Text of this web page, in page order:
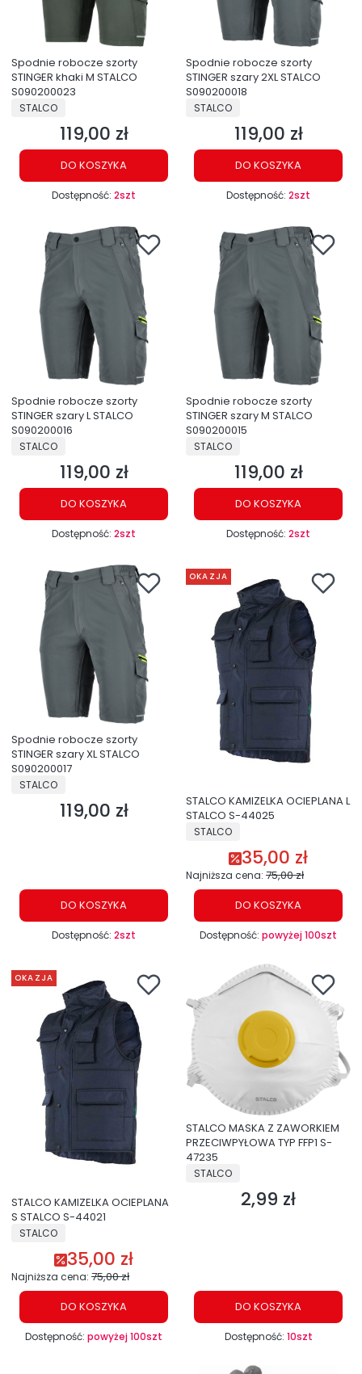
Spodnie robocze szorty
STINGER khaki M STALCO
S090200023
PRODUCENT
STALCO
Cena
119,00 zł
DO KOSZYKA
Dostępność: 2szt
Spodnie robocze szorty
STINGER szary 2XL STALCO
S090200018
PRODUCENT
STALCO
Cena
119,00 zł
DO KOSZYKA
Dostępność: 2szt
Spodnie robocze szorty
STINGER szary L STALCO
S090200016
PRODUCENT
STALCO
Cena
119,00 zł
DO KOSZYKA
Dostępność: 2szt
Spodnie robocze szorty
STINGER szary M STALCO
S090200015
PRODUCENT
STALCO
Cena
119,00 zł
DO KOSZYKA
Dostępność: 2szt
Spodnie robocze szorty
STINGER szary XL STALCO
S090200017
PRODUCENT
STALCO
Cena
119,00 zł
DO KOSZYKA
Dostępność: 2szt
OKAZJA
STALCO KAMIZELKA OCIEPLANA L
STALCO S-44025
PRODUCENT
STALCO
Cena promocyjna
35,00 zł
Najniższa cena: 75,00 zł
DO KOSZYKA
Dostępność: powyżej 100szt
OKAZJA
STALCO KAMIZELKA OCIEPLANA
S STALCO S-44021
PRODUCENT
STALCO
Cena promocyjna
35,00 zł
Najniższa cena: 75,00 zł
DO KOSZYKA
Dostępność: powyżej 100szt
STALCO MASKA Z ZAWORKIEM
PRZECIWPYŁOWA TYP FFP1 S-
47235
PRODUCENT
STALCO
Cena
2,99 zł
DO KOSZYKA
Dostępność: 10szt